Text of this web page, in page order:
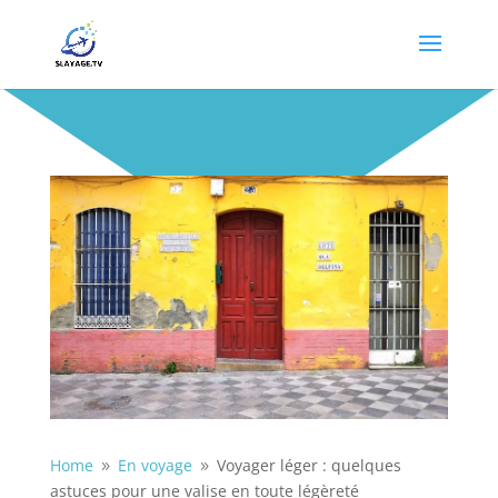
Home 9 En voyage 9 Voyager léger : quelques
astuces pour une valise en toute légèreté